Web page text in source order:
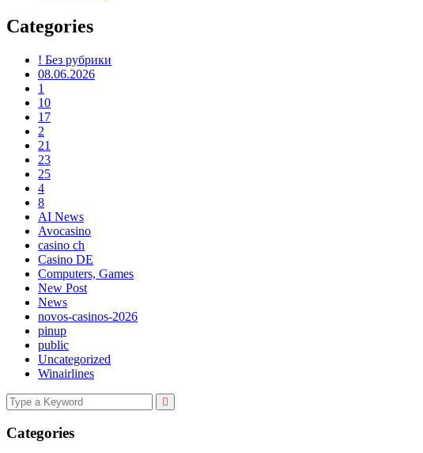
Categories
! Без рубрики
08.06.2026
1
10
17
2
21
23
25
4
8
AI News
Avocasino
casino ch
Casino DE
Computers, Games
New Post
News
novos-casinos-2026
pinup
public
Uncategorized
Winairlines
Categories